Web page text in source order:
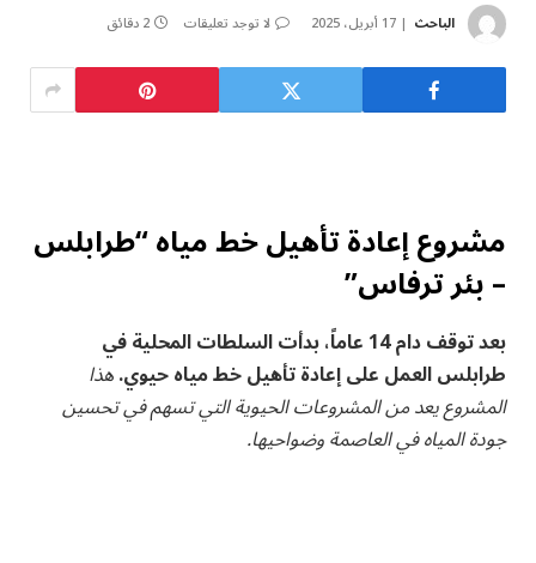
الباحث 17 أبريل، 2025 لا توجد تعليقات 2 دقائق
مشروع إعادة تأهيل خط مياه “طرابلس
– بئر ترفاس”
بعد توقف دام 14 عاماً، بدأت السلطات⁤ المحلية في
طرابلس العمل على إعادة تأهيل خط مياه حيوي.هذا
المشروع⁣ يعد من المشروعات الحيوية​ التي⁤ تسهم في تحسين
جودة المياه في العاصمة وضواحيها.